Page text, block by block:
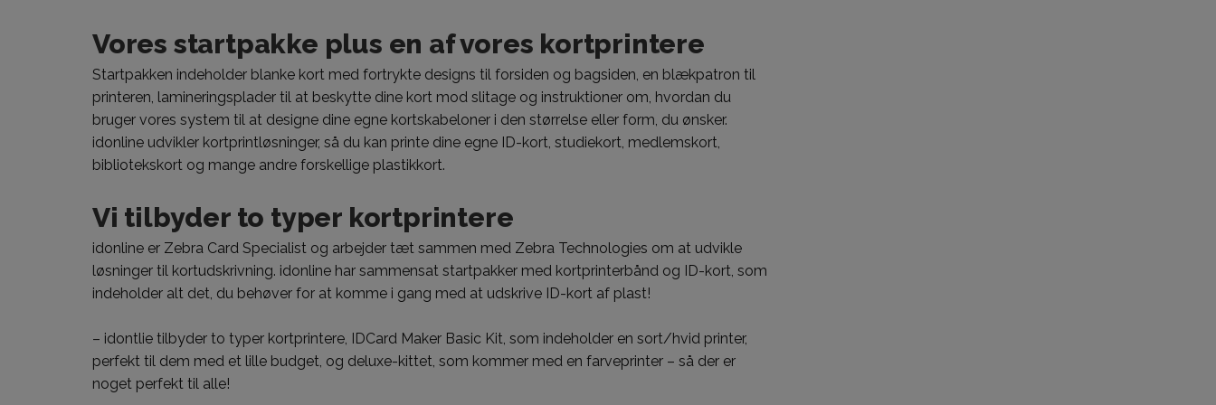
Vores startpakke plus en af vores kortprintere
Startpakken indeholder blanke kort med fortrykte designs til forsiden og bagsiden, en blækpatron til
printeren, lamineringsplader til at beskytte dine kort mod slitage og instruktioner om, hvordan du
bruger vores system til at designe dine egne kortskabeloner i den størrelse eller form, du ønsker.
idonline udvikler kortprintløsninger, så du kan printe dine egne ID-kort, studiekort, medlemskort,
bibliotekskort og mange andre forskellige plastikkort.
Vi tilbyder to typer kortprintere
idonline er Zebra Card Specialist og arbejder tæt sammen med Zebra Technologies om at udvikle
løsninger til kortudskrivning. idonline har sammensat startpakker med kortprinterbånd og ID-kort, som
indeholder alt det, du behøver for at komme i gang med at udskrive ID-kort af plast!
– idontlie tilbyder to typer kortprintere, IDCard Maker Basic Kit, som indeholder en sort/hvid printer,
perfekt til dem med et lille budget, og deluxe-kittet, som kommer med en farveprinter – så der er
noget perfekt til alle!